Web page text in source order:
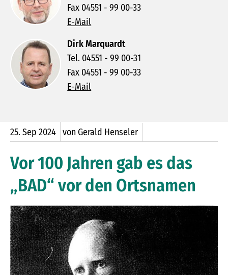
Fax 04551 - 99 00-33
E-Mail
Dirk Marquardt
Tel. 04551 - 99 00-31
Fax 04551 - 99 00-33
E-Mail
25. Sep 2024 von Gerald Henseler
Vor 100 Jahren gab es das
„BAD“ vor den Ortsnamen